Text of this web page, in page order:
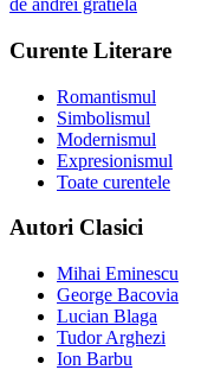
de andrei gratiela
Curente Literare
Romantismul
Simbolismul
Modernismul
Expresionismul
Toate curentele
Autori Clasici
Mihai Eminescu
George Bacovia
Lucian Blaga
Tudor Arghezi
Ion Barbu